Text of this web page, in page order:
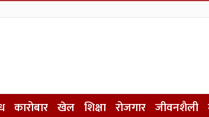
कारोबार खेल शिक्षा रोजगार जीवनशैली